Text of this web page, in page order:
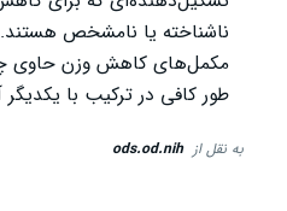
ناشناخته یا نامشخص هستند.
مکمل‌های کاهش وزن حاوی
طور کافی در ترکیب با
به نقل از ods.od.nih